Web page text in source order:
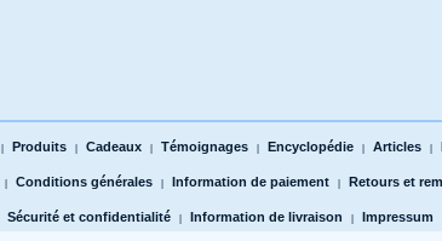
| Produits | Cadeaux | Témoignages | Encyclopédie | Articles |
| Conditions générales | Information de paiement | Retours et
Sécurité et confidentialité | Information de livraison | Impressum